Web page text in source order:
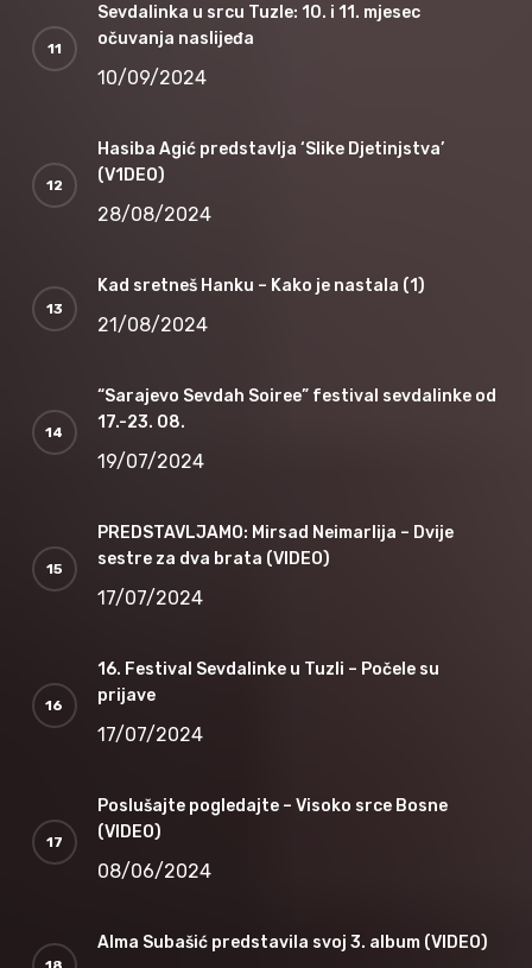
Sevdalinka u srcu Tuzle: 10. i 11. mjesec
očuvanja naslijeđa
10/09/2024
Hasiba Agić predstavlja ‘Slike Djetinjstva’
(V1DEO)
28/08/2024
Kad sretneš Hanku – Kako je nastala (1)
21/08/2024
“Sarajevo Sevdah Soiree” festival sevdalinke od
17.-23. 08.
19/07/2024
PREDSTAVLJAMO: Mirsad Neimarlija – Dvije
sestre za dva brata (VIDEO)
17/07/2024
16. Festival Sevdalinke u Tuzli – Počele su
prijave
17/07/2024
Poslušajte pogledajte – Visoko srce Bosne
(VIDEO)
08/06/2024
Alma Subašić predstavila svoj 3. album (VIDEO)